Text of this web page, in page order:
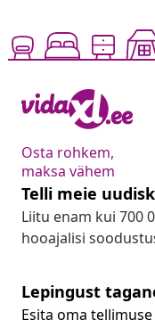
Osta rohkem,
maksa vähem
Telli meie
Liitu enam kui 700
hooajalisi
Lepingust
Esita oma